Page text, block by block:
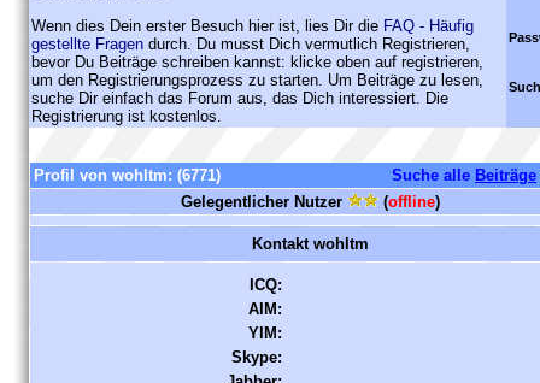
Wenn dies Dein erster Besuch hier ist, lies Dir die FAQ - Häufig
gestellte Fragen durch. Du musst Dich vermutlich Registrieren,
bevor Du Beiträge schreiben kannst: klicke oben auf registrieren,
um den Registrierungsprozess zu starten. Um Beiträge zu lesen,
suche Dir einfach das Forum aus, das Dich interessiert. Die
Registrierung ist kostenlos.
Profil von wohltm: (6771) Suche alle Beiträge
Gelegentlicher Nutzer
(offline)
Kontakt wohltm
ICQ:
AIM:
YIM:
Skype: